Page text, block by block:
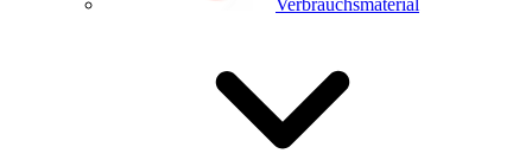
Verbrauchsmaterial